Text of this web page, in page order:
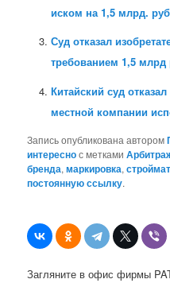
иском на 1,5 млрд.
Суд отказал
требованием 1,5
Китайский суд
местной компании
Запись опубликована автором
интереснос метками
бренда,маркировка,
постоянную ссылку.
Загляните в офис фирмы